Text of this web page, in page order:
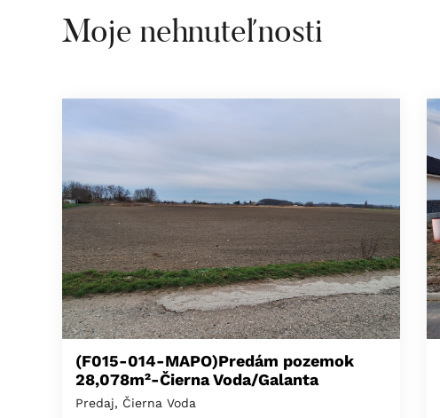
Moje nehnuteľnosti
(F015-014-MAPO)Predám pozemok
28,078m²-Čierna Voda/Galanta
Predaj, Čierna Voda